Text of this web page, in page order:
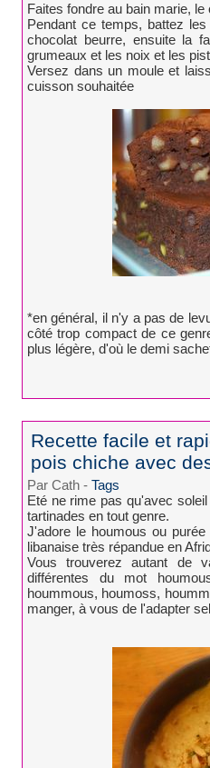
Faites fondre au bain marie,
Pendant ce temps, battez
chocolat beurre, ensuite la
grumeaux et les noix et les
Versez dans un moule et
cuisson souhaitée
*en général, il n'y a pas de
côté trop compact de ce
plus légère, d'où le demi
Recette facile et
pois chiche avec
Par Cath - Tags
Eté ne rime pas qu'avec
tartinades en tout genre.
J'adore le houmous ou
libanaise très répandue en
Vous trouverez autant de
différentes du mot
hoummous, houmoss,
manger, à vous de l'adapter